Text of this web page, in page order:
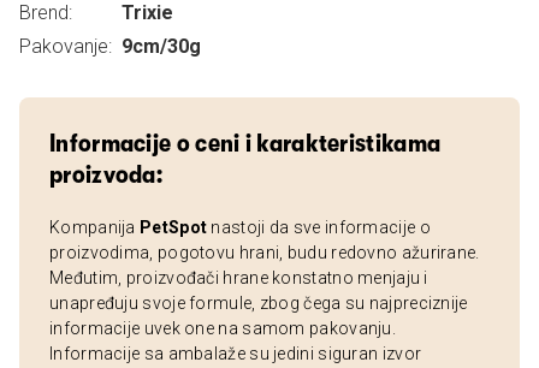
Brend:
Trixie
Pakovanje: 9cm/30g
Informacije o ceni i karakteristikama
proizvoda:
Kompanija PetSpot nastoji da sve informacije o
proizvodima, pogotovu hrani, budu redovno ažurirane.
Međutim, proizvođači hrane konstatno menjaju i
unapređuju svoje formule, zbog čega su najpreciznije
informacije uvek one na samom pakovanju.
Informacije sa ambalaže su jedini siguran izvor